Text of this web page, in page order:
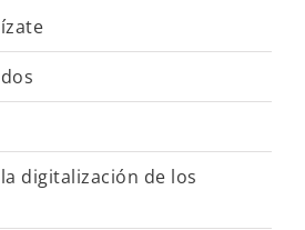
digitalización de los